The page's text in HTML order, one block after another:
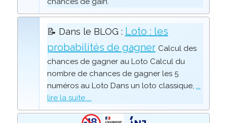
📝 Dans le BLOG : Loto : les
probabilités de gagner Calcul des
chances de gagner au Loto Calcul du
nombre de chances de gagner les 5
numéros au Loto Dans un loto classique, ...
lire la suite ...